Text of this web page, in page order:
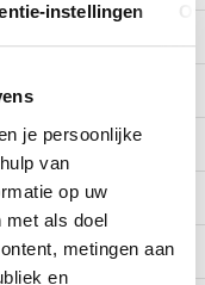
instellingen
je persoonlijke
van
op uw
met als doel
metingen aan
en